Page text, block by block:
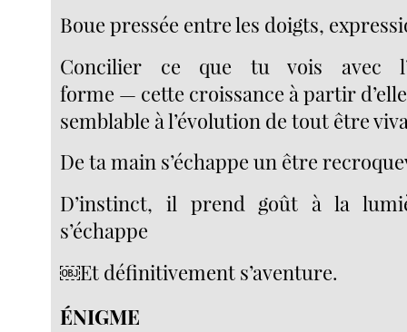
Boue pressée entre les doigts,
Concilier ce que tu vois avec
forme — cette croissance à partir
semblable à l’évolution de tout être
De ta main s’échappe un être
D’instinct, il prend goût à la
s’échappe
￼Et définitivement s’aventure.
ÉNIGME